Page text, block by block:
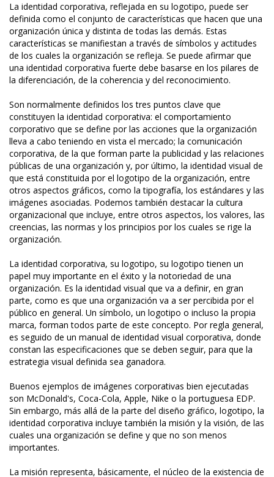
La identidad corporativa, reflejada en su logotipo, puede ser
definida como el conjunto de características que hacen que una
organización única y distinta de todas las demás. Estas
características se manifiestan a través de símbolos y actitudes
de los cuales la organización se refleja. Se puede afirmar que
una identidad corporativa fuerte debe basarse en los pilares de
la diferenciación, de la coherencia y del reconocimiento.
Son normalmente definidos los tres puntos clave que
constituyen la identidad corporativa: el comportamiento
corporativo que se define por las acciones que la organización
lleva a cabo teniendo en vista el mercado; la comunicación
corporativa, de la que forman parte la publicidad y las relaciones
públicas de una organización y, por último, la identidad visual de
que está constituida por el logotipo de la organización, entre
otros aspectos gráficos, como la tipografía, los estándares y las
imágenes asociadas. Podemos también destacar la cultura
organizacional que incluye, entre otros aspectos, los valores, las
creencias, las normas y los principios por los cuales se rige la
organización.
La identidad corporativa, su logotipo, su logotipo tienen un
papel muy importante en el éxito y la notoriedad de una
organización. Es la identidad visual que va a definir, en gran
parte, como es que una organización va a ser percibida por el
público en general. Un símbolo, un logotipo o incluso la propia
marca, forman todos parte de este concepto. Por regla general,
es seguido de un manual de identidad visual corporativa, donde
constan las especificaciones que se deben seguir, para que la
estrategia visual definida sea ganadora.
Buenos ejemplos de imágenes corporativas bien ejecutadas
son McDonald's, Coca-Cola, Apple, Nike o la portuguesa EDP.
Sin embargo, más allá de la parte del diseño gráfico, logotipo, la
identidad corporativa incluye también la misión y la visión, de las
cuales una organización se define y que no son menos
importantes.
La misión representa, básicamente, el núcleo de la existencia de